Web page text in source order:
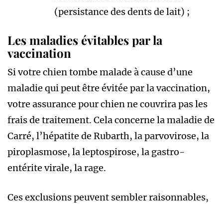
(persistance des dents de lait) ;
Les maladies évitables par la
vaccination
Si votre chien tombe malade à cause d’une
maladie qui peut être évitée par la vaccination,
votre assurance pour chien ne couvrira pas les
frais de traitement. Cela concerne la maladie de
Carré, l’hépatite de Rubarth, la parvovirose, la
piroplasmose, la leptospirose, la gastro-
entérite virale, la rage.
Ces exclusions peuvent sembler raisonnables,